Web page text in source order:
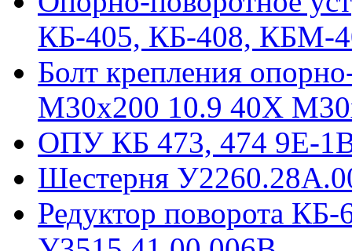
КБ-405, КБ-408, КБМ-
Болт крепления
М30х200 10.9 40Х
ОПУ КБ 473, 474 9E-
Шестерня
Редуктор поворота КБ-